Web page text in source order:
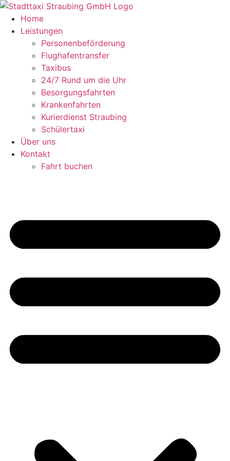
Zum
Inhalt
springen
Home
Leistungen
Personenbeförderung
Flughafentransfer
Taxibus
24/7 Rund um die Uhr
Besorgungsfahrten
Krankenfahrten
Kurierdienst Straubing
Schülertaxi
Über uns
Kontakt
Fahrt buchen